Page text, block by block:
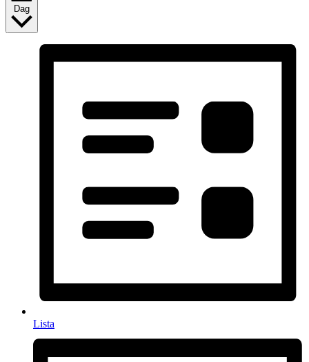
Dag
Lista